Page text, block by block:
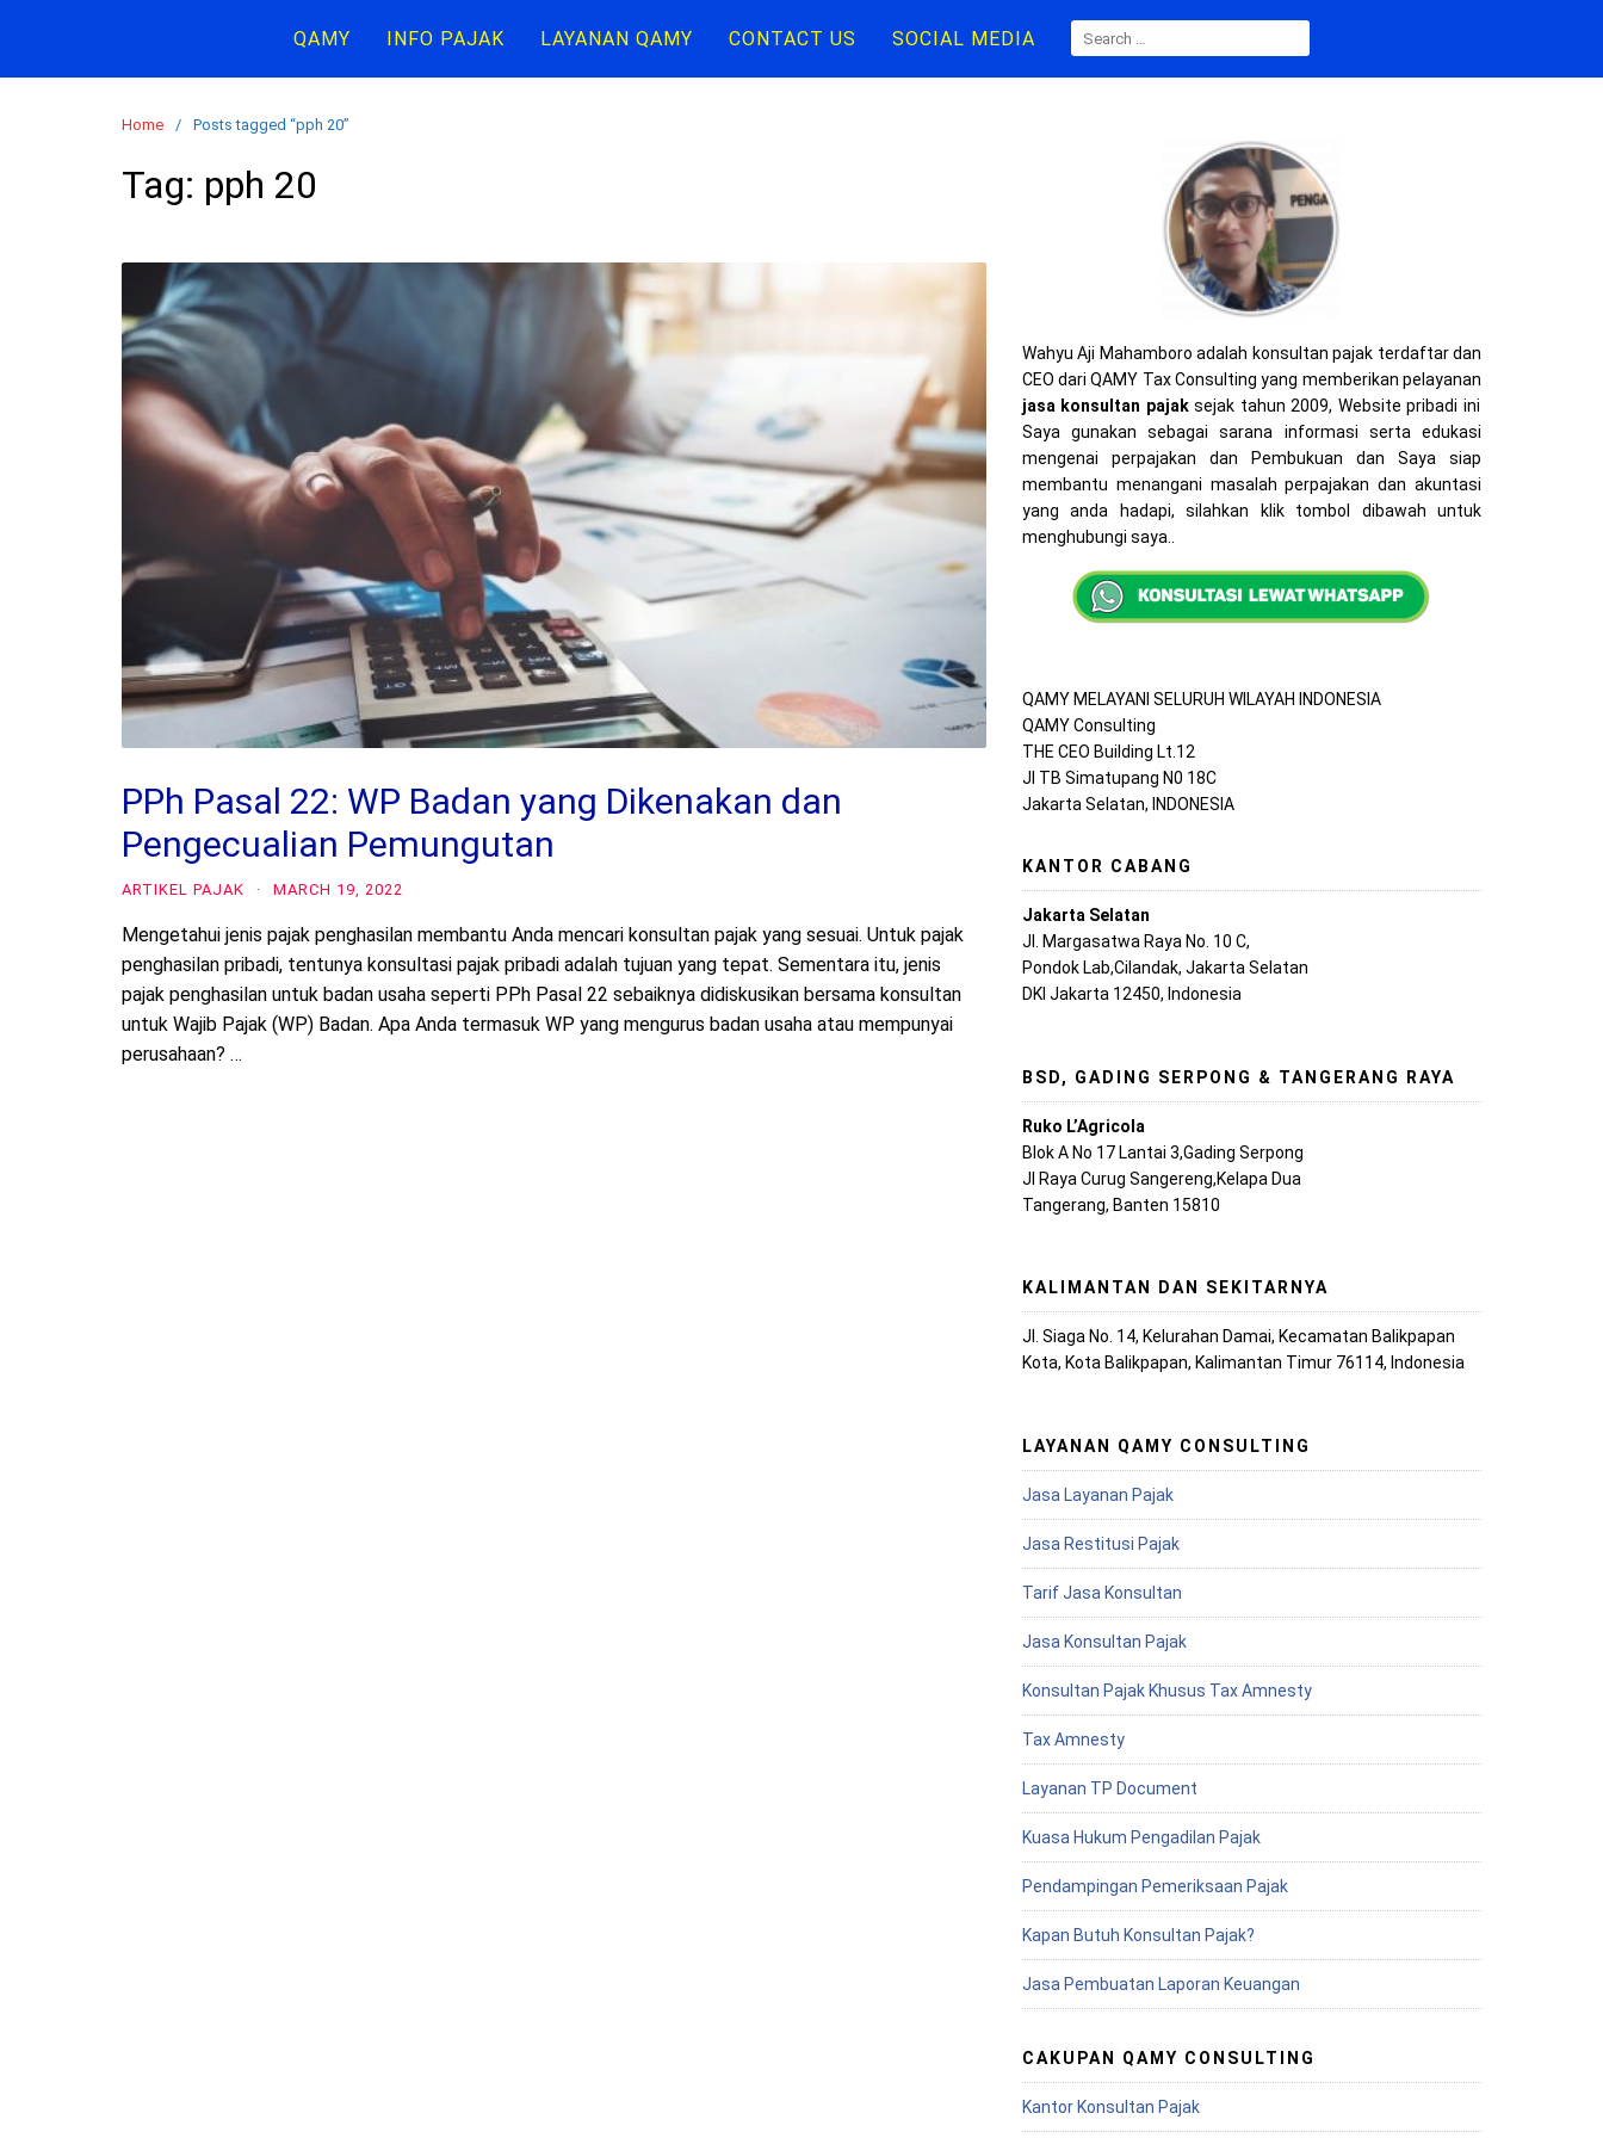
content
QAMY INFO PAJAK LAYANAN QAMY CONTACT US SOCIAL MEDIA
FOR:
Home Posts tagged “pph 20”
Tag: pph 20
PPh Pasal 22: WP Badan yang Dikenakan dan
Pengecualian Pemungutan
ARTIKEL PAJAK · MARCH 19, 2022
Mengetahui jenis pajak penghasilan membantu Anda mencari konsultan pajak yang sesuai. Untuk pajak
penghasilan pribadi, tentunya konsultasi pajak pribadi adalah tujuan yang tepat. Sementara itu, jenis
pajak penghasilan untuk badan usaha seperti PPh Pasal 22 sebaiknya didiskusikan bersama konsultan
untuk Wajib Pajak (WP) Badan. Apa Anda termasuk WP yang mengurus badan usaha atau mempunyai
perusahaan? …
Wahyu Aji Mahamboro adalah konsultan pajak terdaftar dan
CEO dari QAMY Tax Consulting yang memberikan pelayanan
jasa konsultan pajaksejak tahun 2009, Website pribadi ini
Saya gunakan sebagai sarana informasi serta edukasi
mengenai perpajakan dan Pembukuan dan Saya siap
membantu menangani masalah perpajakan dan akuntasi
yang anda hadapi, silahkan klik tombol dibawah untuk
menghubungi saya..
QAMY MELAYANI SELURUH WILAYAH INDONESIA
QAMY Consulting
THE CEO Building Lt.12
Jl TB Simatupang N0 18C
Jakarta Selatan, INDONESIA
KANTOR CABANG
Jakarta Selatan
Jl. Margasatwa Raya No. 10 C,
Pondok Lab,Cilandak, Jakarta Selatan
DKI Jakarta 12450, Indonesia
BSD, GADING SERPONG & TANGERANG RAYA
Ruko L’Agricola
Blok A No 17 Lantai 3,Gading Serpong
Jl Raya Curug Sangereng,Kelapa Dua
Tangerang, Banten 15810
KALIMANTAN DAN SEKITARNYA
Jl. Siaga No. 14, Kelurahan Damai, Kecamatan Balikpapan
Kota, Kota Balikpapan, Kalimantan Timur 76114, Indonesia
LAYANAN QAMY CONSULTING
Jasa Layanan Pajak
Jasa Restitusi Pajak
Tarif Jasa Konsultan
Jasa Konsultan Pajak
Konsultan Pajak Khusus Tax Amnesty
Tax Amnesty
Layanan TP Document
Kuasa Hukum Pengadilan Pajak
Pendampingan Pemeriksaan Pajak
Kapan Butuh Konsultan Pajak?
Jasa Pembuatan Laporan Keuangan
CAKUPAN QAMY CONSULTING
Kantor Konsultan Pajak